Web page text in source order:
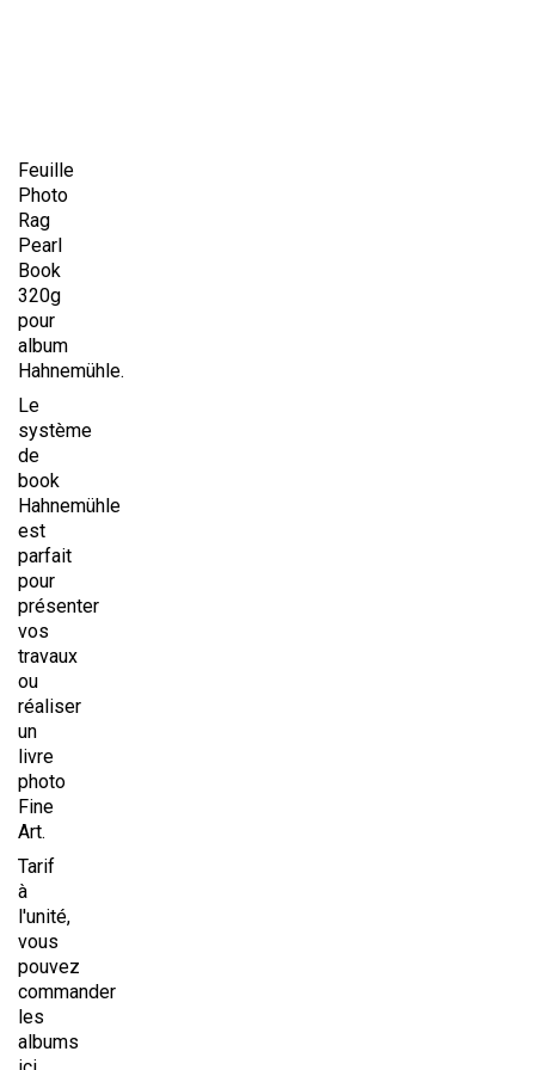
Feuille
Photo
Rag
Pearl
Book
320g
pour
album
Hahnemühle.
Le
système
de
book
Hahnemühle
est
parfait
pour
présenter
vos
travaux
ou
réaliser
un
livre
photo
Fine
Art.
Tarif
à
l'unité,
vous
pouvez
commander
les
albums